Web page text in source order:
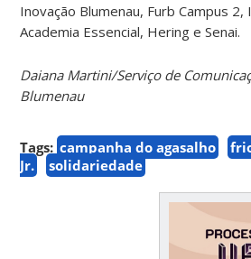
Inovação Blumenau, Furb Campus
Academia Essencial, Hering e Senai.
Daiana Martini/Serviço de
Blumenau
Tags: campanha do agasalho
Jr.
solidariedade